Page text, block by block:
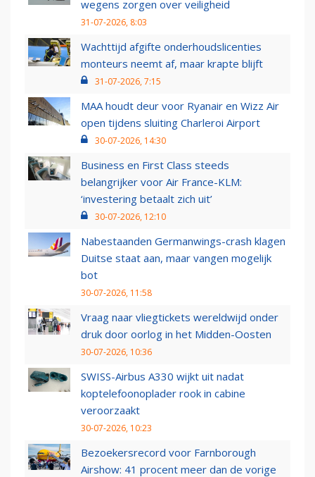
wegens zorgen over veiligheid
31-07-2026, 8:03
Wachttijd afgifte onderhoudslicenties
monteurs neemt af, maar krapte blijft
31-07-2026, 7:15
MAA houdt deur voor Ryanair en Wizz Air
open tijdens sluiting Charleroi Airport
30-07-2026, 14:30
Business en First Class steeds
belangrijker voor Air France-KLM:
‘investering betaalt zich uit’
30-07-2026, 12:10
Nabestaanden Germanwings-crash klagen
Duitse staat aan, maar vangen mogelijk
bot
30-07-2026, 11:58
Vraag naar vliegtickets wereldwijd onder
druk door oorlog in het Midden-Oosten
30-07-2026, 10:36
SWISS-Airbus A330 wijkt uit nadat
koptelefoonoplader rook in cabine
veroorzaakt
30-07-2026, 10:23
Bezoekersrecord voor Farnborough
Airshow: 41 procent meer dan de vorige